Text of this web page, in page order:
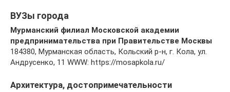
ВУЗы города
Мурманский филиал Московской академии
предпринимательства при Правительстве Москвы
184380, Мурманская область, Кольский р-н, г. Кола, ул.
Андрусенко, 11 WWW: https://mosapkola.ru/
Архитектура, достопримечательности